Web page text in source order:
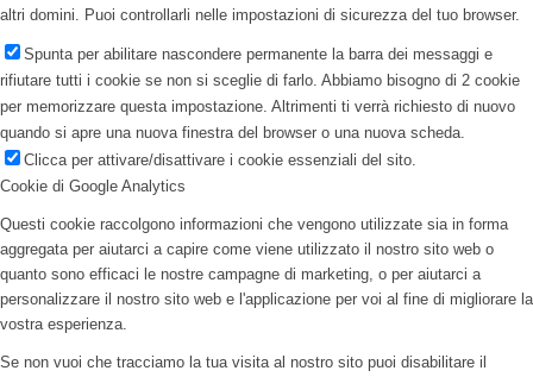
altri domini. Puoi controllarli nelle impostazioni di sicurezza del tuo browser.
Spunta per abilitare nascondere permanente la barra dei messaggi e
rifiutare tutti i cookie se non si sceglie di farlo. Abbiamo bisogno di 2 cookie
per memorizzare questa impostazione. Altrimenti ti verrà richiesto di nuovo
quando si apre una nuova finestra del browser o una nuova scheda.
Clicca per attivare/disattivare i cookie essenziali del sito.
Cookie di Google Analytics
Questi cookie raccolgono informazioni che vengono utilizzate sia in forma
aggregata per aiutarci a capire come viene utilizzato il nostro sito web o
quanto sono efficaci le nostre campagne di marketing, o per aiutarci a
personalizzare il nostro sito web e l'applicazione per voi al fine di migliorare la
vostra esperienza.
Se non vuoi che tracciamo la tua visita al nostro sito puoi disabilitare il